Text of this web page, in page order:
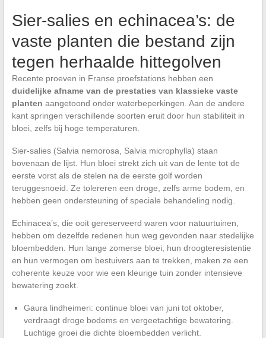
Sier-salies en echinacea’s: de
vaste planten die bestand zijn
tegen herhaalde hittegolven
Recente proeven in Franse proefstations hebben een
duidelijke afname van de prestaties van klassieke vaste
planten aangetoond onder waterbeperkingen. Aan de andere
kant springen verschillende soorten eruit door hun stabiliteit in
bloei, zelfs bij hoge temperaturen.
Sier-salies (Salvia nemorosa, Salvia microphylla) staan
bovenaan de lijst. Hun bloei strekt zich uit van de lente tot de
eerste vorst als de stelen na de eerste golf worden
teruggesnoeid. Ze tolereren een droge, zelfs arme bodem, en
hebben geen ondersteuning of speciale behandeling nodig.
Echinacea’s, die ooit gereserveerd waren voor natuurtuinen,
hebben om dezelfde redenen hun weg gevonden naar stedelijke
bloembedden. Hun lange zomerse bloei, hun droogteresistentie
en hun vermogen om bestuivers aan te trekken, maken ze een
coherente keuze voor wie een kleurige tuin zonder intensieve
bewatering zoekt.
Gaura lindheimeri: continue bloei van juni tot oktober,
verdraagt droge bodems en vergeetachtige bewatering.
Luchtige groei die dichte bloembedden verlicht.